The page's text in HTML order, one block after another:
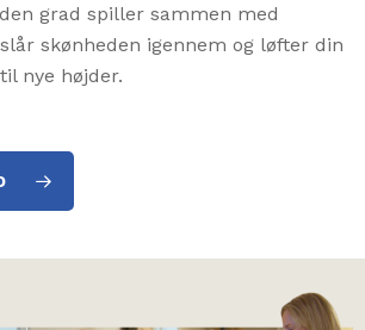
grad spiller sammen med
skønheden igennem og løfter din
nye højder.